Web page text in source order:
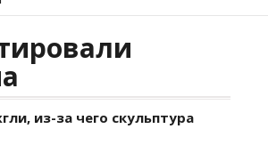
из-за чего скульптура